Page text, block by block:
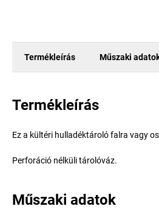
Termékleírás Műszaki
Termékleírás
Ez a kültéri hulladéktároló falra vagy
Perforáció nélküli tárolóváz.
Műszaki adatok